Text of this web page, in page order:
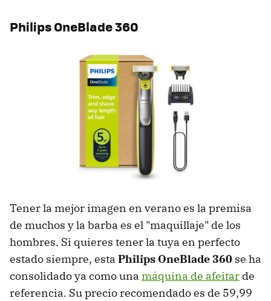
Philips OneBlade 360
Tener la mejor imagen en verano es la premisa
de muchos y la barba es el "maquillaje" de los
hombres. Si quieres tener la tuya en perfecto
estado siempre, esta Philips OneBlade 360 se ha
consolidado ya como una máquina de afeitar de
referencia. Su precio recomendado es de 59,99